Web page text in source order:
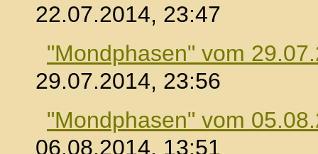
22.07.2014, 23:47
"Mondphasen" vom
29.07.2014, 23:56
"Mondphasen" vom
06.08.2014, 13:51